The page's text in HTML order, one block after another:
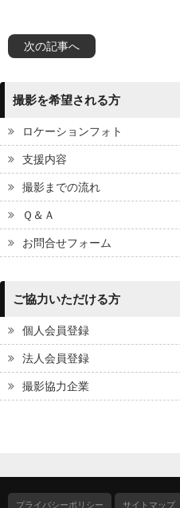
次の記事へ
撮影を希望される方
ロケーションフォト
支援内容
撮影までの流れ
Ｑ＆Ａ
お問合せフォーム
ご協力いただける方
個人会員登録
法人会員登録
撮影協力企業
プライバシーポリシー サイトマップ